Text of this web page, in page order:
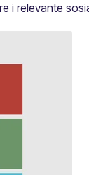
i relevante